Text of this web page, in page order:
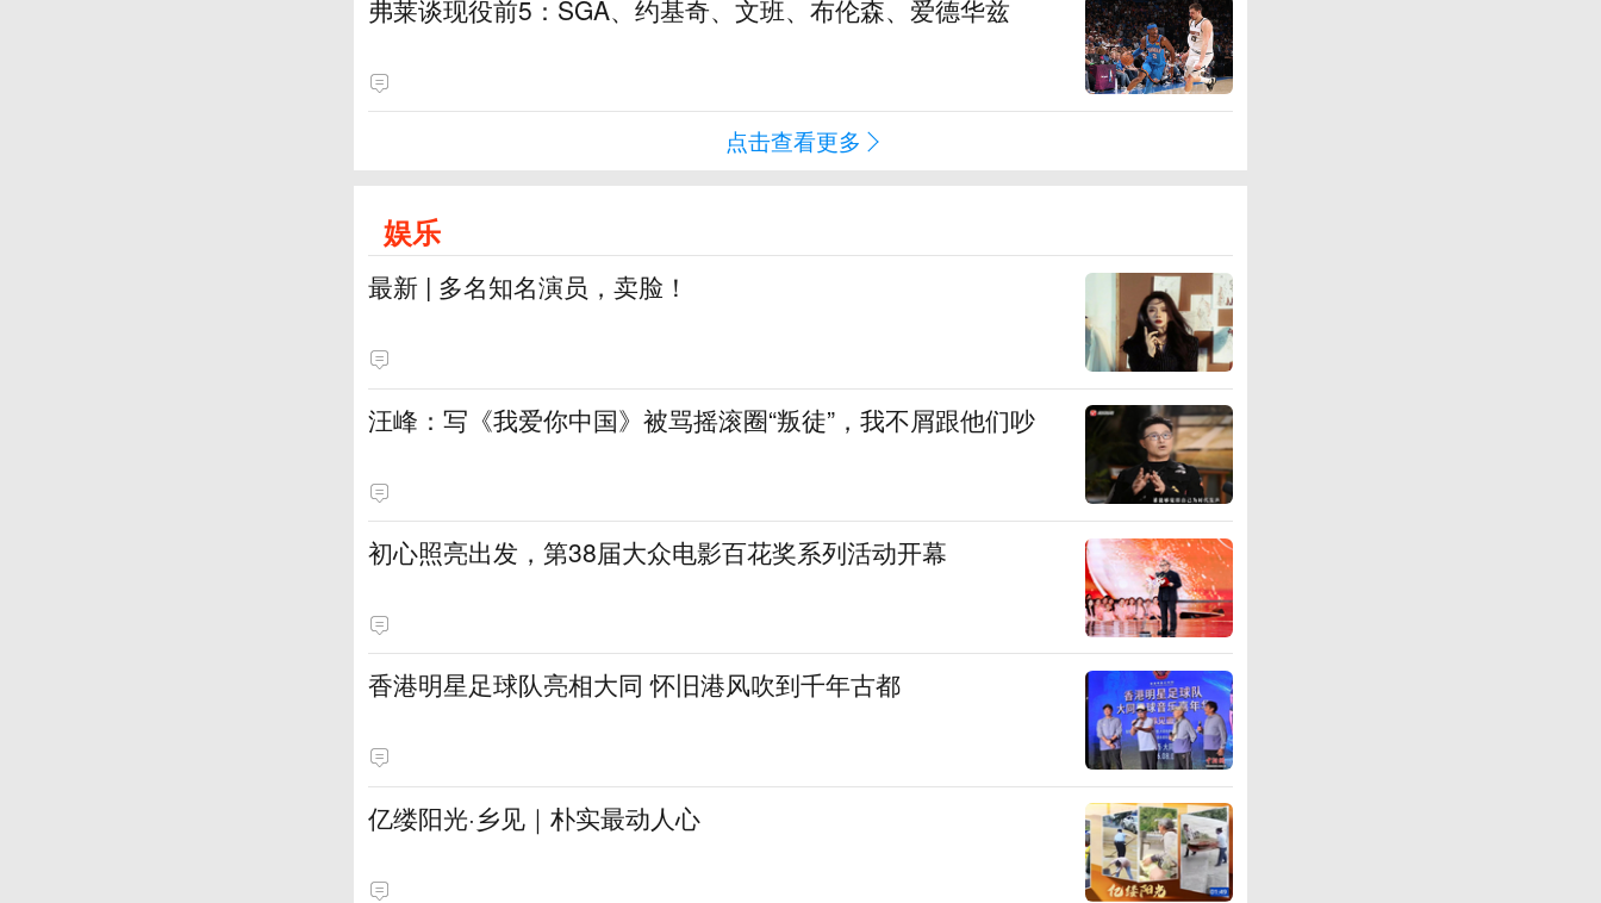
弗莱谈现役前5：SGA、约基奇、文班、布伦森、爱德华兹
点击查看更多
娱乐
最新 | 多名知名演员，卖脸！
汪峰：写《我爱你中国》被骂摇滚圈“叛徒”，我不屑跟他们吵
初心照亮出发，第38届大众电影百花奖系列活动开幕
香港明星足球队亮相大同 怀旧港风吹到千年古都
亿缕阳光·乡见｜朴实最动人心